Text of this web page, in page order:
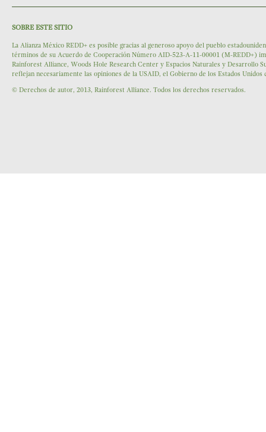
SOBRE ESTE SITIO
La Alianza México REDD+ es posible gracias al generoso apoyo del pueblo
términos de su Acuerdo de Cooperación Número AID-523-A-11-00001 (M-REDD+)
Rainforest Alliance, Woods Hole Research Center y Espacios Naturales y Desarrollo
reflejan necesariamente las opiniones de la USAID, el Gobierno de los Estados Unidos
© Derechos de autor, 2013, Rainforest Alliance. Todos los derechos reservados.